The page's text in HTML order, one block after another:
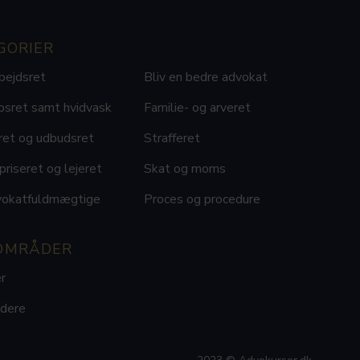
samt hvidvask
og udbudsret
og lejeret
Bliv en bedre advokat
Familie- og arveret
Strafferet
Skat og moms
Proces og procedure